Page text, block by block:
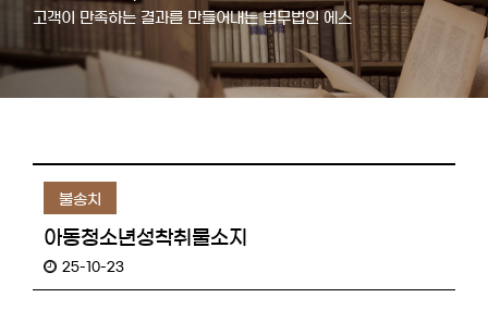
고객이 만족하는 결과를 만들어내는 법무법인 에스
불송치
아동청소년성착취물소지
25-10-23